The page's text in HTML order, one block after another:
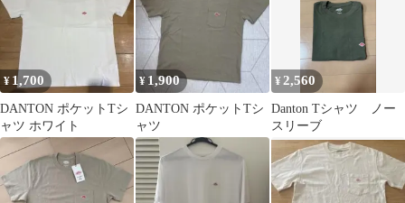
¥ 1,700
DANTON ポケットTシ
ャツ ホワイト
¥ 1,900
DANTON ポケットTシ
ャツ
¥ 2,560
Danton Tシャツ ノー
スリーブ